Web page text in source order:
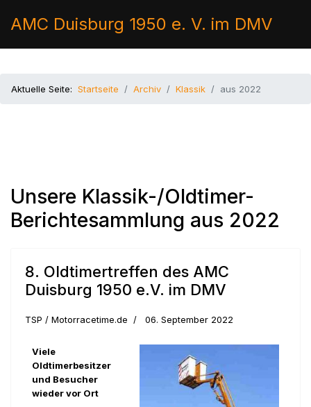
AMC Duisburg 1950 e. V. im DMV
Aktuelle Seite: Startseite Archiv Klassik aus 2022
Unsere Klassik-/Oldtimer-
Berichtesammlung aus 2022
8. Oldtimertreffen des AMC
Duisburg 1950 e.V. im DMV
TSP / Motorracetime.de 06. September 2022
Viele
Oldtimerbesitzer
und Besucher
wieder vor Ort